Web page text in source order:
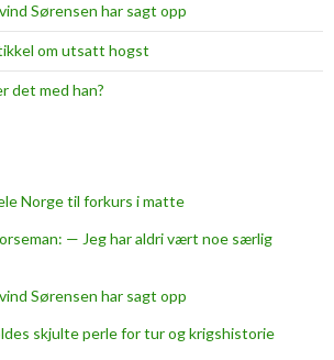
e
t
s
r
b
a
t
Sørensen har sagt opp
om utsatt hogst
det med han?
Norge til forkurs i matte
— Jeg har aldri vært noe særlig
Sørensen har sagt opp
skjulte perle for tur og krigshistorie